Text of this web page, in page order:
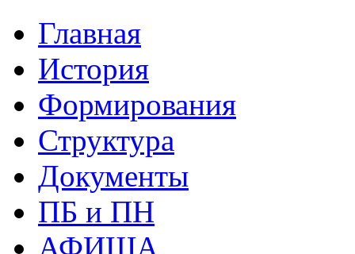
Главная
История
Формирования
Структура
Документы
ПБ и ПН
АФИША